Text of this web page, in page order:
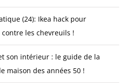
(24): Ikea hack pour
les chevreuils !
son intérieur : le guide de la
maison des années 50 !